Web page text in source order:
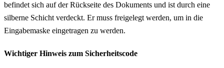
befindet sich auf der Rückseite des Dokuments und ist durch eine
silberne Schicht verdeckt. Er muss freigelegt werden, um in die
Eingabemaske eingetragen zu werden.
Wichtiger Hinweis zum Sicherheitscode